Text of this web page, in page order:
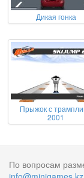
Дикая гонка
Прыжок с
2001
По вопросам